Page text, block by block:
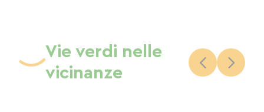
Vie verdi nelle
vicinanze